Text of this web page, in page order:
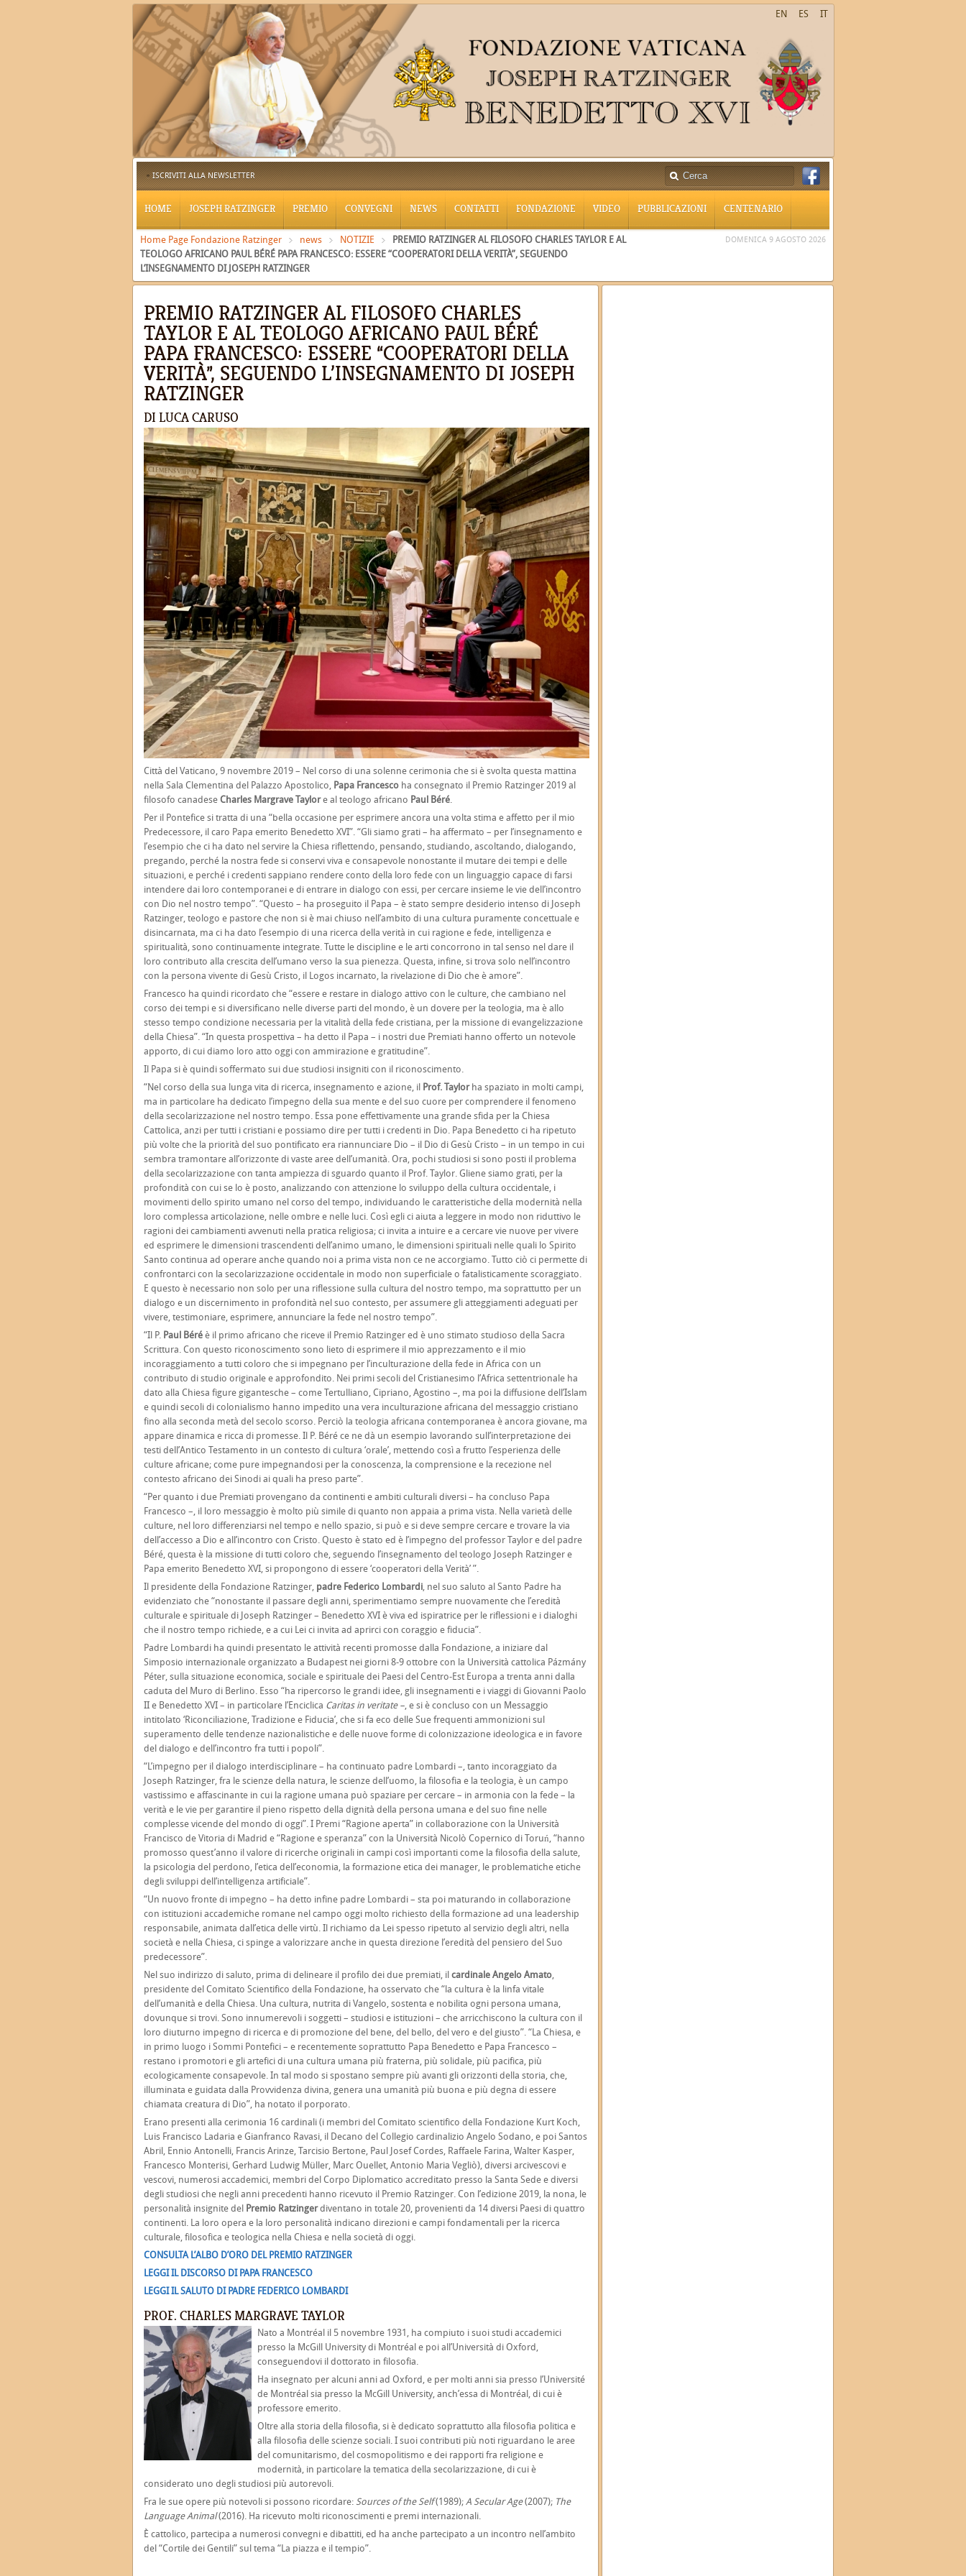
IT
ES
EN
ISCRIVITI ALLA NEWSLETTER
HOME JOSEPH RATZINGER PREMIO CONVEGNI NEWS CONTATTI FONDAZIONE VIDEO PUBBLICAZIONI CENTENARIO
Home Page Fondazione Ratzinger news NOTIZIE
PREMIO RATZINGER AL FILOSOFO CHARLES TAYLOR E AL
TEOLOGO AFRICANO PAUL BÉRÉ PAPA FRANCESCO: ESSERE “COOPERATORI DELLA VERITÀ”, SEGUENDO
L’INSEGNAMENTO DI JOSEPH RATZINGER
DOMENICA 9 AGOSTO 2026
PREMIO RATZINGER AL FILOSOFO CHARLES
TAYLOR E AL TEOLOGO AFRICANO PAUL BÉRÉ
PAPA FRANCESCO: ESSERE “COOPERATORI DELLA
VERITÀ”, SEGUENDO L’INSEGNAMENTO DI JOSEPH
RATZINGER
DI LUCA CARUSO
Città del Vaticano, 9 novembre 2019 – Nel corso di una solenne cerimonia che si è svolta questa mattina
nella Sala Clementina del Palazzo Apostolico,
Papa Francesco ha consegnato il Premio Ratzinger 2019 al
filosofo canadese Charles Margrave Taylore al teologo africano Paul Béré
Per il Pontefice si tratta di una “bella occasione per esprimere ancora una volta stima e affetto per il mio
Predecessore, il caro Papa emerito Benedetto XVI”. “Gli siamo grati – ha affermato – per l’insegnamento e
l’esempio che ci ha dato nel servire la Chiesa riflettendo, pensando, studiando, ascoltando, dialogando,
pregando, perché la nostra fede si conservi viva e consapevole nonostante il mutare dei tempi e delle
situazioni, e perché i credenti sappiano rendere conto della loro fede con un linguaggio capace di farsi
intendere dai loro contemporanei e di entrare in dialogo con essi, per cercare insieme le vie dell’incontro
con Dio nel nostro tempo”. “Questo – ha proseguito il Papa – è stato sempre desiderio intenso di Joseph
Ratzinger, teologo e pastore che non si è mai chiuso nell’ambito di una cultura puramente concettuale e
disincarnata, ma ci ha dato l’esempio di una ricerca della verità in cui ragione e fede, intelligenza e
spiritualità, sono continuamente integrate. Tutte le discipline e le arti concorrono in tal senso nel dare il
loro contributo alla crescita dell’umano verso la sua pienezza. Questa, infine, si trova solo nell’incontro
con la persona vivente di Gesù Cristo, il Logos incarnato, la rivelazione di Dio che è amore”.
Francesco ha quindi ricordato che “essere e restare in dialogo attivo con le culture, che cambiano nel
corso dei tempi e si diversificano nelle diverse parti del mondo, è un dovere per la teologia, ma è allo
stesso tempo condizione necessaria per la vitalità della fede cristiana, per la missione di evangelizzazione
della Chiesa”. “In questa prospettiva – ha detto il Papa – i nostri due Premiati hanno offerto un notevole
apporto, di cui diamo loro atto oggi con ammirazione e gratitudine”.
Il Papa si è quindi soffermato sui due studiosi insigniti con il riconoscimento.
“Nel corso della sua lunga vita di ricerca, insegnamento e azione, il Prof. Taylorha spaziato in molti campi,
ma in particolare ha dedicato l’impegno della sua mente e del suo cuore per comprendere il fenomeno
della secolarizzazione nel nostro tempo. Essa pone effettivamente una grande sfida per la Chiesa
Cattolica, anzi per tutti i cristiani e possiamo dire per tutti i credenti in Dio. Papa Benedetto ci ha ripetuto
più volte che la priorità del suo pontificato era riannunciare Dio – il Dio di Gesù Cristo – in un tempo in cui
sembra tramontare all’orizzonte di vaste aree dell’umanità. Ora, pochi studiosi si sono posti il problema
della secolarizzazione con tanta ampiezza di sguardo quanto il Prof. Taylor. Gliene siamo grati, per la
profondità con cui se lo è posto, analizzando con attenzione lo sviluppo della cultura occidentale, i
movimenti dello spirito umano nel corso del tempo, individuando le caratteristiche della modernità nella
loro complessa articolazione, nelle ombre e nelle luci. Così egli ci aiuta a leggere in modo non riduttivo le
ragioni dei cambiamenti avvenuti nella pratica religiosa; ci invita a intuire e a cercare vie nuove per vivere
ed esprimere le dimensioni trascendenti dell’animo umano, le dimensioni spirituali nelle quali lo Spirito
Santo continua ad operare anche quando noi a prima vista non ce ne accorgiamo. Tutto ciò ci permette di
confrontarci con la secolarizzazione occidentale in modo non superficiale o fatalisticamente scoraggiato.
E questo è necessario non solo per una riflessione sulla cultura del nostro tempo, ma soprattutto per un
dialogo e un discernimento in profondità nel suo contesto, per assumere gli atteggiamenti adeguati per
vivere, testimoniare, esprimere, annunciare la fede nel nostro tempo”.
“Il P. Paul Béré è il primo africano che riceve il Premio Ratzinger ed è uno stimato studioso della Sacra
Scrittura. Con questo riconoscimento sono lieto di esprimere il mio apprezzamento e il mio
incoraggiamento a tutti coloro che si impegnano per l’inculturazione della fede in Africa con un
contributo di studio originale e approfondito. Nei primi secoli del Cristianesimo l’Africa settentrionale ha
dato alla Chiesa figure gigantesche – come Tertulliano, Cipriano, Agostino –, ma poi la diffusione dell’Islam
e quindi secoli di colonialismo hanno impedito una vera inculturazione africana del messaggio cristiano
fino alla seconda metà del secolo scorso. Perciò la teologia africana contemporanea è ancora giovane, ma
appare dinamica e ricca di promesse. Il P. Béré ce ne dà un esempio lavorando sull’interpretazione dei
testi dell’Antico Testamento in un contesto di cultura ‘orale’, mettendo così a frutto l’esperienza delle
culture africane; come pure impegnandosi per la conoscenza, la comprensione e la recezione nel
contesto africano dei Sinodi ai quali ha preso parte”.
“Per quanto i due Premiati provengano da continenti e ambiti culturali diversi – ha concluso Papa
Francesco –, il loro messaggio è molto più simile di quanto non appaia a prima vista. Nella varietà delle
culture, nel loro differenziarsi nel tempo e nello spazio, si può e si deve sempre cercare e trovare la via
dell’accesso a Dio e all’incontro con Cristo. Questo è stato ed è l’impegno del professor Taylor e del padre
Béré, questa è la missione di tutti coloro che, seguendo l’insegnamento del teologo Joseph Ratzinger e
Papa emerito Benedetto XVI, si propongono di essere ‘cooperatori della Verità’ ”.
Il presidente della Fondazione Ratzinger, padre Federico Lombardi , nel suo saluto al Santo Padre ha
evidenziato che “nonostante il passare degli anni, sperimentiamo sempre nuovamente che l’eredità
culturale e spirituale di Joseph Ratzinger – Benedetto XVI è viva ed ispiratrice per le riflessioni e i dialoghi
che il nostro tempo richiede, e a cui Lei ci invita ad aprirci con coraggio e fiducia”.
Padre Lombardi ha quindi presentato le attività recenti promosse dalla Fondazione, a iniziare dal
Simposio internazionale organizzato a Budapest nei giorni 8-9 ottobre con la Università cattolica Pázmány
Péter, sulla situazione economica, sociale e spirituale dei Paesi del Centro-Est Europa a trenta anni dalla
caduta del Muro di Berlino. Esso “ha ripercorso le grandi idee, gli insegnamenti e i viaggi di Giovanni Paolo
II e Benedetto XVI – in particolare l’Enciclica Caritas in veritate – , e si è concluso con un Messaggio
intitolato ‘Riconciliazione, Tradizione e Fiducia’, che si fa eco delle Sue frequenti ammonizioni sul
superamento delle tendenze nazionalistiche e delle nuove forme di colonizzazione ideologica e in favore
del dialogo e dell’incontro fra tutti i popoli”.
“L’impegno per il dialogo interdisciplinare – ha continuato padre Lombardi –, tanto incoraggiato da
Joseph Ratzinger, fra le scienze della natura, le scienze dell’uomo, la filosofia e la teologia, è un campo
vastissimo e affascinante in cui la ragione umana può spaziare per cercare – in armonia con la fede – la
verità e le vie per garantire il pieno rispetto della dignità della persona umana e del suo fine nelle
complesse vicende del mondo di oggi”. I Premi “Ragione aperta” in collaborazione con la Università
Francisco de Vitoria di Madrid e “Ragione e speranza” con la Università Nicolò Copernico di Toruń, “hanno
promosso quest’anno il valore di ricerche originali in campi così importanti come la filosofia della salute,
la psicologia del perdono, l’etica dell’economia, la formazione etica dei manager, le problematiche etiche
degli sviluppi dell’intelligenza artificiale”.
“Un nuovo fronte di impegno – ha detto infine padre Lombardi – sta poi maturando in collaborazione
con istituzioni accademiche romane nel campo oggi molto richiesto della formazione ad una leadership
responsabile, animata dall’etica delle virtù. Il richiamo da Lei spesso ripetuto al servizio degli altri, nella
società e nella Chiesa, ci spinge a valorizzare anche in questa direzione l’eredità del pensiero del Suo
predecessore”.
Nel suo indirizzo di saluto, prima di delineare il profilo dei due premiati, il cardinale Angelo Amato
presidente del Comitato Scientifico della Fondazione, ha osservato che “la cultura è la linfa vitale
dell’umanità e della Chiesa. Una cultura, nutrita di Vangelo, sostenta e nobilita ogni persona umana,
dovunque si trovi. Sono innumerevoli i soggetti – studiosi e istituzioni – che arricchiscono la cultura con il
loro diuturno impegno di ricerca e di promozione del bene, del bello, del vero e del giusto”. “La Chiesa, e
in primo luogo i Sommi Pontefici – e recentemente soprattutto Papa Benedetto e Papa Francesco –
restano i promotori e gli artefici di una cultura umana più fraterna, più solidale, più pacifica, più
ecologicamente consapevole. In tal modo si spostano sempre più avanti gli orizzonti della storia, che,
illuminata e guidata dalla Provvidenza divina, genera una umanità più buona e più degna di essere
chiamata creatura di Dio”, ha notato il porporato.
Erano presenti alla cerimonia 16 cardinali (i membri del Comitato scientifico della Fondazione Kurt Koch,
Luis Francisco Ladaria e Gianfranco Ravasi, il Decano del Collegio cardinalizio Angelo Sodano, e poi Santos
Abril, Ennio Antonelli, Francis Arinze, Tarcisio Bertone, Paul Josef Cordes, Raffaele Farina, Walter Kasper,
Francesco Monterisi, Gerhard Ludwig Müller, Marc Ouellet, Antonio Maria Vegliò), diversi arcivescovi e
vescovi, numerosi accademici, membri del Corpo Diplomatico accreditato presso la Santa Sede e diversi
degli studiosi che negli anni precedenti hanno ricevuto il Premio Ratzinger. Con l’edizione 2019, la nona, le
personalità insignite del Premio Ratzingerdiventano in totale 20, provenienti da 14 diversi Paesi di quattro
continenti. La loro opera e la loro personalità indicano direzioni e campi fondamentali per la ricerca
culturale, filosofica e teologica nella Chiesa e nella società di oggi.
CONSULTA L’ALBO D’ORO DEL PREMIO RATZINGER
LEGGI IL DISCORSO DI PAPA FRANCESCO
LEGGI IL SALUTO DI PADRE FEDERICO LOMBARDI
PROF. CHARLES MARGRAVE TAYLOR
Nato a Montréal il 5 novembre 1931, ha compiuto i suoi studi accademici
presso la McGill University di Montréal e poi all’Università di Oxford,
conseguendovi il dottorato in filosofia.
Ha insegnato per alcuni anni ad Oxford, e per molti anni sia presso l’Université
de Montréal sia presso la McGill University, anch’essa di Montréal, di cui è
professore emerito.
Oltre alla storia della filosofia, si è dedicato soprattutto alla filosofia politica e
alla filosofia delle scienze sociali. I suoi contributi più noti riguardano le aree
del comunitarismo, del cosmopolitismo e dei rapporti fra religione e
modernità, in particolare la tematica della secolarizzazione, di cui è
considerato uno degli studiosi più autorevoli.
Fra le sue opere più notevoli si possono ricordare: Sources of the Self(1989); A Secular Age(2007); The
Language Animal(2016). Ha ricevuto molti riconoscimenti e premi internazionali.
È cattolico, partecipa a numerosi convegni e dibattiti, ed ha anche partecipato a un incontro nell’ambito
del “Cortile dei Gentili” sul tema “La piazza e il tempio”.